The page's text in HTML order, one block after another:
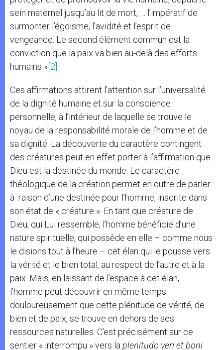
sein maternel jusqu’au lit de mort, … l’impératif de
surmonter l’égoïsme, l’avidité et l’esprit de
vengeance. Le second élément commun est la
conviction que la paix va bien au-delà des efforts
humains » [2]
Ces affirmations attirent l’attention sur l’universalité
de la dignité humaine et sur la conscience
personnelle, à l’intérieur de laquelle se trouve le
noyau de la responsabilité morale de l’homme et de
sa dignité. La découverte du caractère contingent
des créatures peut en effet porter à l’affirmation que
Dieu est la destinée du monde. Le caractère
théologique de la création permet en outre de parler
à raison d’une destinée pour l’homme, inscrite dans
son état de « créature ». En tant que créature de
Dieu, qui Lui ressemble, l’homme bénéficie d’une
nature spirituelle, qui possède en elle – comme nous
le disions tout à l’heure – cet élan qui le pousse vers
la vérité et le bien total, au respect de l’autre et à la
paix. Mais, en laissant de l’espace à cet élan,
l’homme peut découvrir en même temps
douloureusement que cette plénitude de vérité, de
bien et de paix, se trouve en dehors de ses
ressources naturelles. C’est précisément sur ce
sentier « interrompu » vers la plenitudo veri et boni